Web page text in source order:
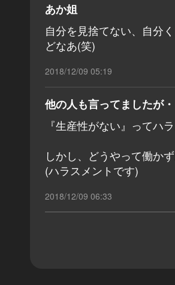
あか姐
自分を見捨てない、自分
どなあ(笑)
2018/12/09 05:19
他の人も言ってましたが・
『生産性がない』ってハ
しかし、どうやって働か
(ハラスメントです)
2018/12/09 06:33